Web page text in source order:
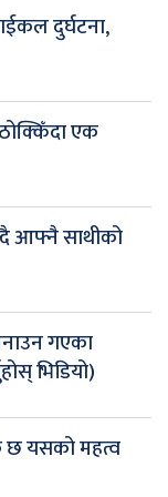
दुर्घटना,
एक
आफ्नै साथीको
गएका
भिडियो)
यसको महत्व